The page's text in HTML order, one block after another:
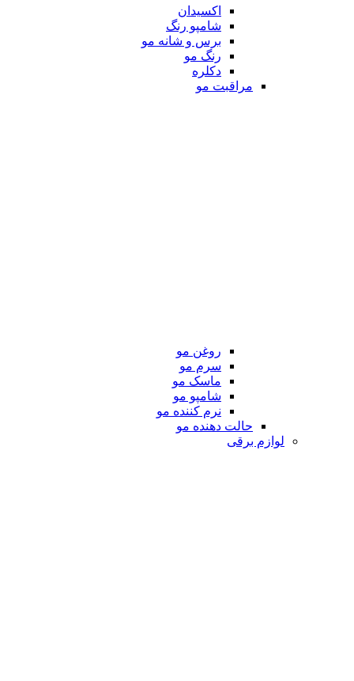
اکسیدان
شامپو رنگ
برس و شانه مو
رنگ مو
دکلره
مراقبت مو
روغن مو
سرم مو
ماسک مو
شامپو مو
نرم کننده مو
حالت دهنده مو
لوازم برقی